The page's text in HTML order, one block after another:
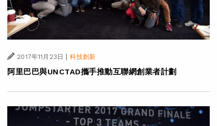
2017年11月23日 | 科技創新
阿里巴巴與UNCTAD攜手推動互聯網創業者計劃